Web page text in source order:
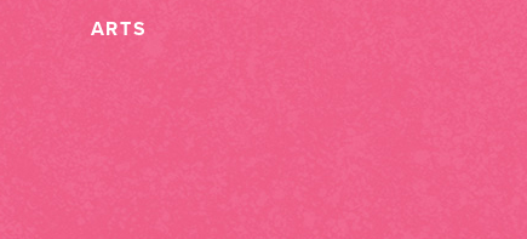
ARTS